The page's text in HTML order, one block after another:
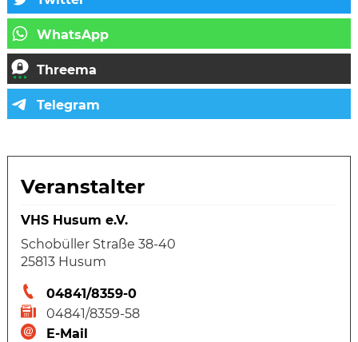
Veranstalter
VHS Husum e.V.
Schobüller Straße 38-40
25813 Husum
04841/8359-0
04841/8359-58
E-Mail